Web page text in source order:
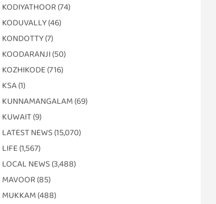
KODIYATHOOR (74)
KODUVALLY(46)
KONDOTTY(7)
KOODARANJI (50)
KOZHIKODE (716)
KSA(1)
KUNNAMANGALAM (69)
KUWAIT(9)
LATEST NEWS (15,070)
LIFE (1,567)
LOCAL NEWS (3,488)
MAVOOR (85)
MUKKAM (488)